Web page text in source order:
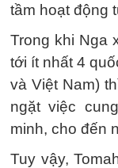
tầm hoạt động
Trong khi Nga
tới ít nhất 4
và Việt Nam)
ngặt việc
minh, cho đến
Tuy vậy,